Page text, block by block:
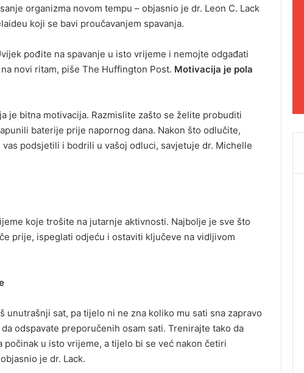
organizma novom tempu – objasnio je dr. Leon C. Lack
koji se bavi proučavanjem spavanja.
pođite na spavanje u isto vrijeme i nemojte odgađati
novi ritam, piše The Huffington Post. Motivacija je pola
je bitna motivacija. Razmislite zašto se želite probuditi
baterije prije napornog dana. Nakon što odlučite,
podsjetili i bodrili u vašoj odluci, savjetuje dr. Michelle
koje trošite na jutarnje aktivnosti. Najbolje je sve što
prije, ispeglati odjeću i ostaviti ključeve na vidljivom
unutrašnji sat, pa tijelo ni ne zna koliko mu sati sna zapravo
odspavate preporučenih osam sati. Trenirajte tako da
u isto vrijeme, a tijelo bi se već nakon četiri
je dr. Lack.